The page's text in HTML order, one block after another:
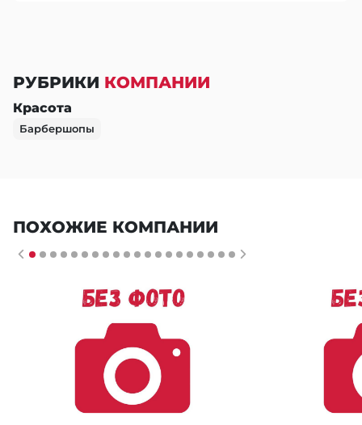
РУБРИКИ КОМПАНИИ
Красота
Барбершопы
ПОХОЖИЕ КОМПАНИИ